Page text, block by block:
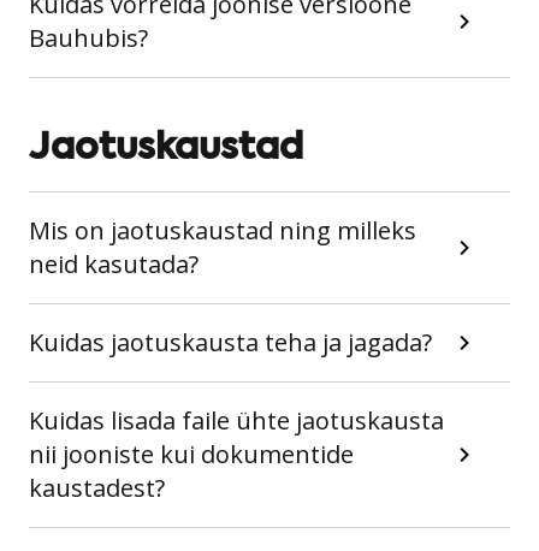
Bauhubis?
Jaotuskaustad
Mis on jaotuskaustad ning milleks
neid kasutada?
Kuidas jaotuskausta teha ja jagada?
Kuidas lisada faile ühte jaotuskausta
nii jooniste kui dokumentide
kaustadest?